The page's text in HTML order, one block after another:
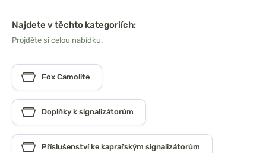
Najdete v těchto kategoriích:
Projděte si celou nabídku.
Fox Camolite
Doplňky k signalizátorům
Příslušenství ke kaprařským signalizátorům